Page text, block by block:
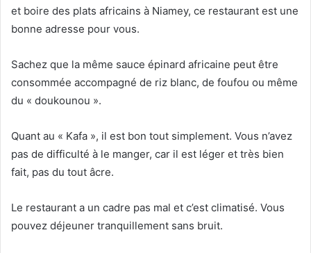
et boire des plats africains à Niamey, ce restaurant est une
bonne adresse pour vous.
Sachez que la même sauce épinard africaine peut être
consommée accompagné de riz blanc, de foufou ou même
du « doukounou ».
Quant au « Kafa », il est bon tout simplement. Vous n’avez
pas de difficulté à le manger, car il est léger et très bien
fait, pas du tout âcre.
Le restaurant a un cadre pas mal et c’est climatisé. Vous
pouvez déjeuner tranquillement sans bruit.